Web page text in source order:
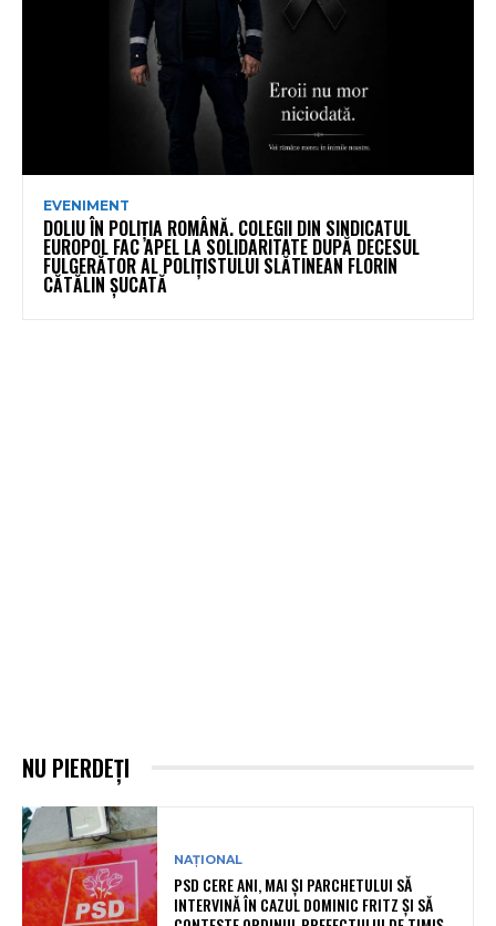
EVENIMENT
DOLIU ÎN POLIȚIA ROMÂNĂ. COLEGII DIN SINDICATUL
EUROPOL FAC APEL LA SOLIDARITATE DUPĂ DECESUL
FULGERĂTOR AL POLIȚISTULUI SLĂTINEAN FLORIN
CĂTĂLIN ȘUCATĂ
NU PIERDEȚI
NAȚIONAL
PSD CERE ANI, MAI ȘI PARCHETULUI SĂ
INTERVINĂ ÎN CAZUL DOMINIC FRITZ ȘI SĂ